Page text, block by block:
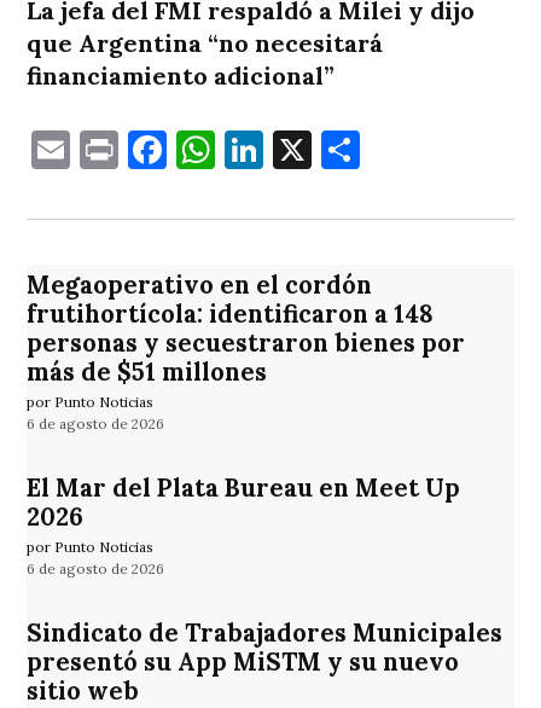
La jefa del FMI respaldó a Milei y dijo
que Argentina “no necesitará
financiamiento adicional”
EmailPrintFacebook
WhatsApp
LinkedIn
X
Megaoperativo en el cordón
frutihortícola: identificaron a 148
personas y secuestraron bienes por
más de $51 millones
por Punto Noticias
6 de agosto de 2026
El Mar del Plata Bureau en Meet Up
2026
por Punto Noticias
6 de agosto de 2026
Sindicato de Trabajadores Municipales
presentó su App MiSTM y su nuevo
sitio web